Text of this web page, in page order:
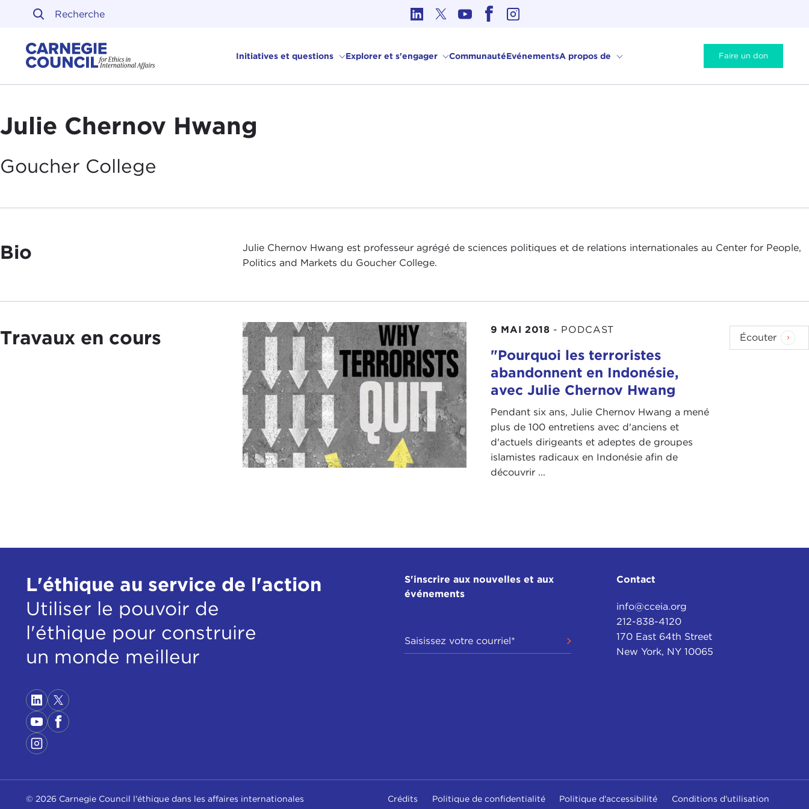
Skip to content
Initiatives et questions Explorer et s'engager CommunautéEvénementsA propos de Faire un don
Julie Chernov Hwang
Goucher College
Bio
Julie Chernov Hwang est professeur agrégé de sciences politiques et de relations internationales au Center for People,
Politics and Markets du Goucher College.
Travaux en cours 9 MAI 2018 - PODCAST
"Pourquoi les terroristes
abandonnent en Indonésie,
avec Julie Chernov Hwang
Pendant six ans, Julie Chernov Hwang a mené
plus de 100 entretiens avec d'anciens et
d'actuels dirigeants et adeptes de groupes
islamistes radicaux en Indonésie afin de
découvrir ...
Écouter
L'éthique au service de l'action
Utiliser le pouvoir de
l'éthique pour construire
un monde meilleur
S'inscrire aux nouvelles et aux
événements
Contact
info@cceia.org
212-838-4120
170 East 64th Street
New York, NY 10065
© 2026 Carnegie Council l'éthique dans les affaires internationales Crédits Politique de confidentialité Politique d'accessibilité Conditions d'utilisation